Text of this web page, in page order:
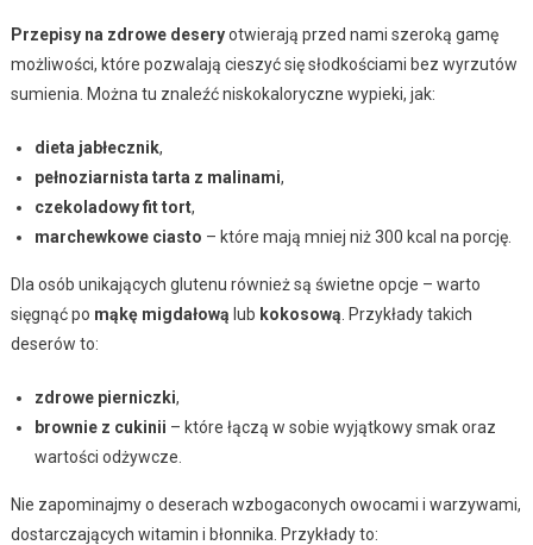
Przepisy na zdrowe deseryotwierają przed nami szeroką gamę
możliwości, które pozwalają cieszyć się słodkościami bez wyrzutów
sumienia. Można tu znaleźć niskokaloryczne wypieki, jak:
dieta jabłecznik,
pełnoziarnista tarta z malinami,
czekoladowy fit tort,
marchewkowe ciasto – które mają mniej niż 300 kcal na porcję.
Dla osób unikających glutenu również są świetne opcje – warto
sięgnąć po mąkę migdałową lub kokosową . Przykłady takich
deserów to:
zdrowe pierniczki,
brownie z cukinii – które łączą w sobie wyjątkowy smak oraz
wartości odżywcze.
Nie zapominajmy o deserach wzbogaconych owocami i warzywami,
dostarczających witamin i błonnika. Przykłady to: